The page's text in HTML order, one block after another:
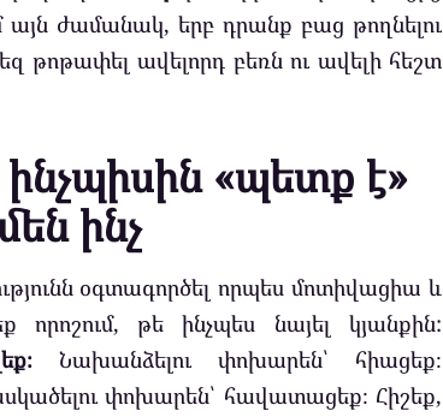
ժամանակ, երբ դրանք բաց թողնելու
թոթափել ավելորդ բեռն ու ավելի հեշտ
«պետք է»
ինչ
օգտագործել որպես մոտիվացիա և
թե ինչպես նայել կյանքին:
Նախանձելու փոխարեն՝ հիացեք։
փոխարեն՝ հավատացեք։ Հիշեք,